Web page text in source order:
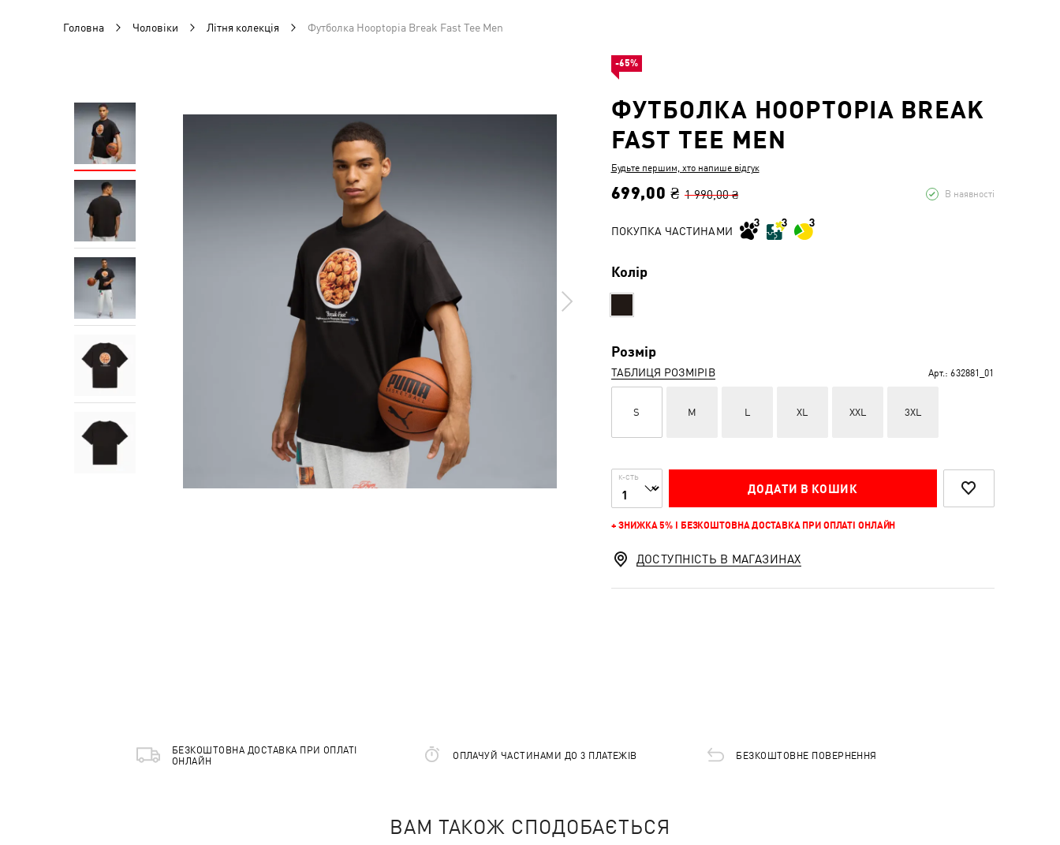
Головна Чоловіки Літня колекція Футболка Hooptopia Break Fast Tee Men
ФУТБОЛКА HOOPTOPIA BREAK
FAST TEE MEN
Будьте першим, хто напише відгук
699,00 ₴ 1 990,00 ₴ В наявності
ПОКУПКА ЧАСТИНАМИ
Колір
Розмір
ТАБЛИЦЯ РОЗМІРІВ Арт.: 632881_01
S M L XL XXL 3XL
К-СТЬ
ДОДАТИ В КОШИК
+ ЗНИЖКА 5% І БЕЗКОШТОВНА ДОСТАВКА ПРИ ОПЛАТІ ОНЛАЙН
-65%
ДОСТУПНІСТЬ В МАГАЗИНАХ
БЕЗКОШТОВНА ДОСТАВКА ПРИ ОПЛАТІ
ОНЛАЙН
ОПЛАЧУЙ ЧАСТИНАМИ ДО 3 ПЛАТЕЖІВ БЕЗКОШТОВНЕ ПОВЕРНЕННЯ
ВАМ ТАКОЖ СПОДОБАЄТЬСЯ